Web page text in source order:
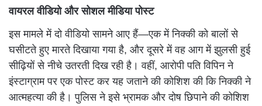
वायरल वीडियो और सोशल मीडिया पोस्ट
इस मामले में दो वीडियो सामने आए हैं—एक में निक्की को बालों से
घसीटते हुए मारते दिखाया गया है, और दूसरे में वह आग में झुलसी हुई
सीढ़ियों से नीचे उतरती दिख रही है। वहीं, आरोपी पति विपिन ने
इंस्टाग्राम पर एक पोस्ट कर यह जताने की कोशिश की कि निक्की ने
आत्महत्या की है। पुलिस ने इसे भ्रामक और दोष छिपाने की कोशिश